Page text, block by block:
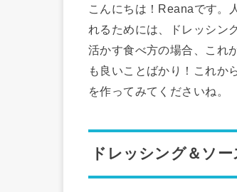
こんにちは！Reanaです。
れるためには、ドレッシン
活かす食べ方の場合、これ
も良いことばかり！これか
を作ってみてくださいね。
ドレッシング＆ソ